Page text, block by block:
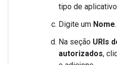
tipo de
Digite um Nome.
Na seção URIs
autorizados,